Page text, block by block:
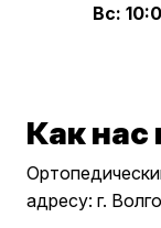
Вс:
Как нас
адресу: г.